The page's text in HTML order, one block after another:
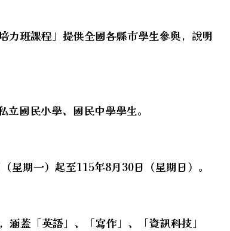
力班課程」提供全國各縣市學生參與，說明
國民小學、國民中學學生。
星期一）起至115年8月30日（星期日）。
蓋「英語」、「寫作」、「資訊科技」